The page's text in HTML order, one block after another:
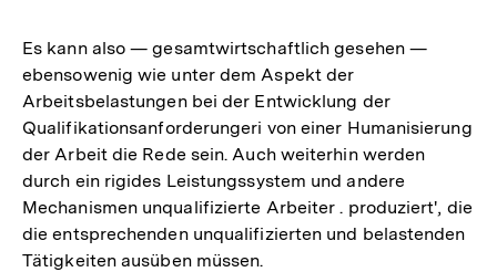
Es kann also — gesamtwirtschaftlich gesehen —
ebensowenig wie unter dem Aspekt der
Arbeitsbelastungen bei der Entwicklung der
Qualifikationsanforderungeri von einer Humanisierung
der Arbeit die Rede sein. Auch weiterhin werden
durch ein rigides Leistungssystem und andere
Mechanismen unqualifizierte Arbeiter . produziert', die
die entsprechenden unqualifizierten und belastenden
Tätigkeiten ausüben müssen.